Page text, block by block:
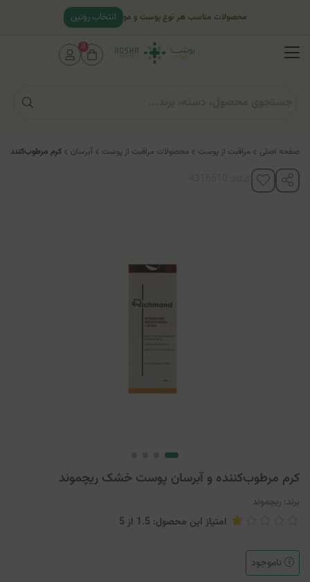
صفحه اصلی مراقبت از پوست محصولات مراقبت از پوست آبرسان کرم
کرم مرطوب‌کننده و آبرسان پوست خشک ریچموند
برند: ریچموند
امتیاز این محصول: 1.5 از 5
ناموجود
محصولات مناسب هر نوع پوست و مو انتخاب روتین
0